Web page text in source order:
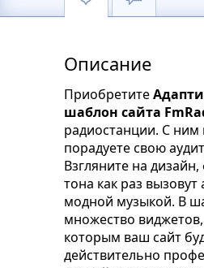
Описание
Приобретите
шаблон сайта
радиостанции. С ним
порадуете свою
Взгляните на
тона как раз вызовут
модной музыкой. В
множество
которым ваш сайт
действительно